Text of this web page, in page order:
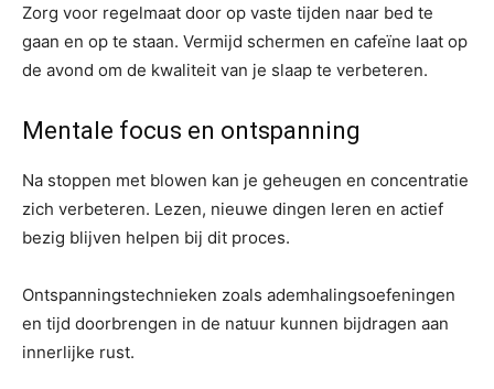
Zorg voor regelmaat door op vaste tijden naar bed te
gaan en op te staan. Vermijd schermen en cafeïne laat op
de avond om de kwaliteit van je slaap te verbeteren.
Mentale focus en ontspanning
Na stoppen met blowen kan je geheugen en concentratie
zich verbeteren. Lezen, nieuwe dingen leren en actief
bezig blijven helpen bij dit proces.
Ontspanningstechnieken zoals ademhalingsoefeningen
en tijd doorbrengen in de natuur kunnen bijdragen aan
innerlijke rust.